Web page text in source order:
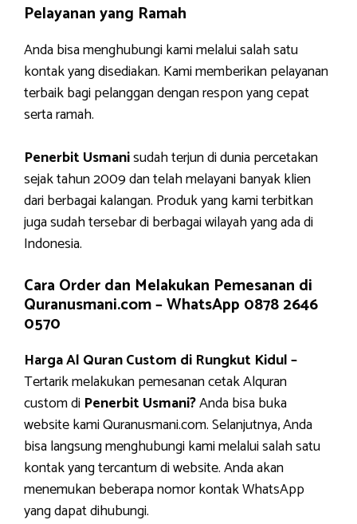
Pelayanan yang Ramah
Anda bisa menghubungi kami melalui salah satu
kontak yang disediakan. Kami memberikan pelayanan
terbaik bagi pelanggan dengan respon yang cepat
serta ramah.
Penerbit Usmanisudah terjun di dunia percetakan
sejak tahun 2009 dan telah melayani banyak klien
dari berbagai kalangan. Produk yang kami terbitkan
juga sudah tersebar di berbagai wilayah yang ada di
Indonesia.
Cara Order dan Melakukan Pemesanan di
Quranusmani.com –WhatsApp 0878 2646
0570
Harga Al Quran Custom di Rungkut Kidul –
Tertarik melakukan pemesanan cetak Alquran
custom di Penerbit Usmani?Anda bisa buka
website kami Quranusmani.com. Selanjutnya, Anda
bisa langsung menghubungi kami melalui salah satu
kontak yang tercantum di website. Anda akan
menemukan beberapa nomor kontak WhatsApp
yang dapat dihubungi.